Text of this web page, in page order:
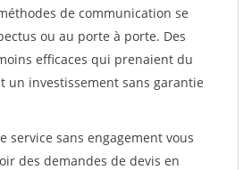
de communication se
ou au porte à porte. Des
efficaces qui prenaient du
un investissement sans garantie
service sans engagement vous
des demandes de devis en